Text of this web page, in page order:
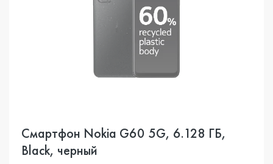
Смартфон Nokia G60 5G, 6.128 ГБ,
Black, черный